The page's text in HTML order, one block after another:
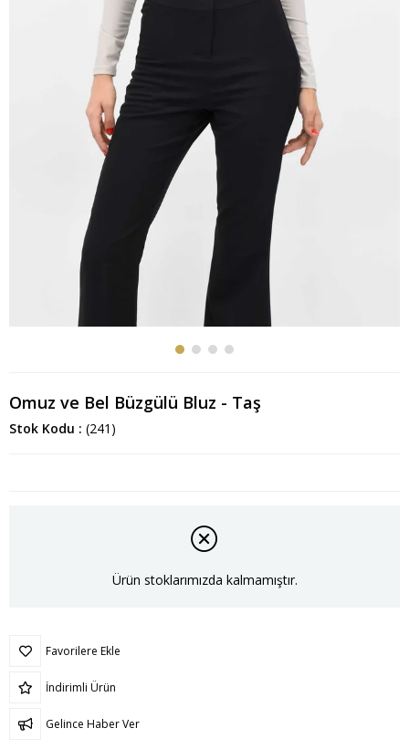
Omuz ve Bel Büzgülü Bluz - Taş
Stok Kodu (241)
Ürün stoklarımızda kalmamıştır.
Favorilere Ekle
İndirimli Ürün
Gelince Haber Ver